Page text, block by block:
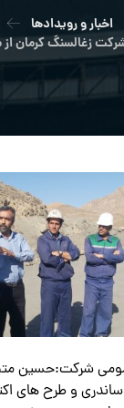
اخبار و رویدادها
زغالسنگ کرمان از
شرکت:حسین
و طرح های